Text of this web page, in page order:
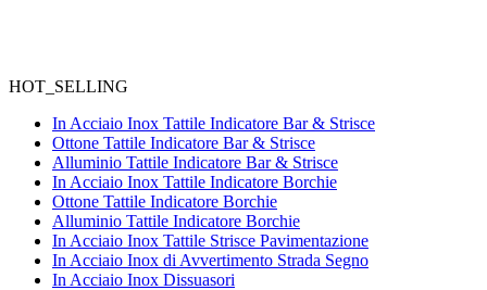
HOT_SELLING
In Acciaio Inox Tattile Indicatore Bar & Strisce
Ottone Tattile Indicatore Bar & Strisce
Alluminio Tattile Indicatore Bar & Strisce
In Acciaio Inox Tattile Indicatore Borchie
Ottone Tattile Indicatore Borchie
Alluminio Tattile Indicatore Borchie
In Acciaio Inox Tattile Strisce Pavimentazione
In Acciaio Inox di Avvertimento Strada Segno
In Acciaio Inox Dissuasori